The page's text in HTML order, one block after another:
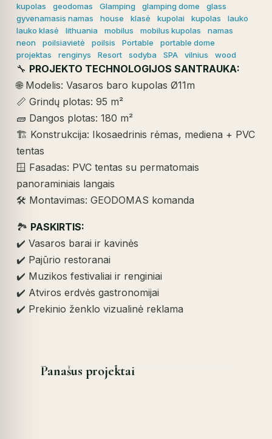
kupolas
geodomas Glamping glamping dome
glass
gyvenamasis namas
house klasė kupolai kupolas
lauko
lauko klasė
lithuania mobilus mobilus kupolas
namas
neon
poilsiavietė poilsis Portable
portable dome
projektas
renginys Resort sodyba SPA vilnius wood
🔧 PROJEKTO TECHNOLOGIJOS SANTRAUKA:
🌐 Modelis: Vasaros baro kupolas Ø11m
📏 Grindų plotas: 95 m²
🧱 Dangos plotas: 180 m²
🏗️ Konstrukcija: Ikosaedrinis rėmas, mediena + PVC
tentas
🪟 Fasadas: PVC tentas su permatomais
panoraminiais langais
🛠️ Montavimas: GEODOMAS komanda
🏞️ PASKIRTIS:
✔️ Vasaros barai ir kavinės
✔️ Pajūrio restoranai
✔️ Muzikos festivaliai ir renginiai
✔️ Atviros erdvės gastronomijai
✔️ Prekinio ženklo vizualinė reklama
Panašus projektai